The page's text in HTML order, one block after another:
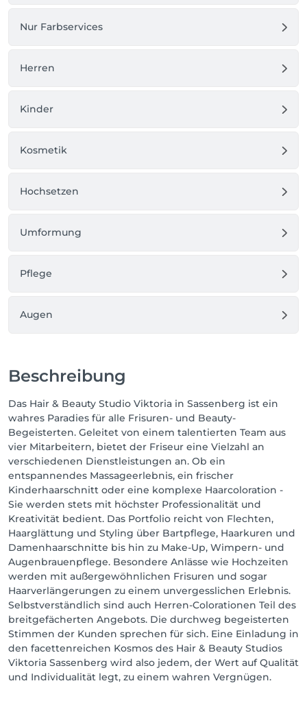
Nur Farbservices
Herren
Kinder
Kosmetik
Hochsetzen
Umformung
Pflege
Augen
Beschreibung
Das Hair & Beauty Studio Viktoria in Sassenberg ist ein
wahres Paradies für alle Frisuren- und Beauty-
Begeisterten. Geleitet von einem talentierten Team aus
vier Mitarbeitern, bietet der Friseur eine Vielzahl an
verschiedenen Dienstleistungen an. Ob ein
entspannendes Massageerlebnis, ein frischer
Kinderhaarschnitt oder eine komplexe Haarcoloration -
Sie werden stets mit höchster Professionalität und
Kreativität bedient. Das Portfolio reicht von Flechten,
Haarglättung und Styling über Bartpflege, Haarkuren und
Damenhaarschnitte bis hin zu Make-Up, Wimpern- und
Augenbrauenpflege. Besondere Anlässe wie Hochzeiten
werden mit außergewöhnlichen Frisuren und sogar
Haarverlängerungen zu einem unvergesslichen Erlebnis.
Selbstverständlich sind auch Herren-Colorationen Teil des
breitgefächerten Angebots. Die durchweg begeisterten
Stimmen der Kunden sprechen für sich. Eine Einladung in
den facettenreichen Kosmos des Hair & Beauty Studios
Viktoria Sassenberg wird also jedem, der Wert auf Qualität
und Individualität legt, zu einem wahren Vergnügen.